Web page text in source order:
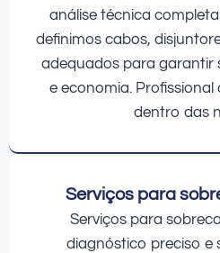
análise técnica
definimos cabos,
adequados para garantir
e economia.
dentro das
Serviços para
Serviços para
diagnóstico preciso e